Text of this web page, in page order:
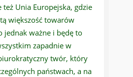
też Unia Europejska, gdzie
większość towarów
jednak ważne i będę to
zapadnie w
twór, który
państwach, a na